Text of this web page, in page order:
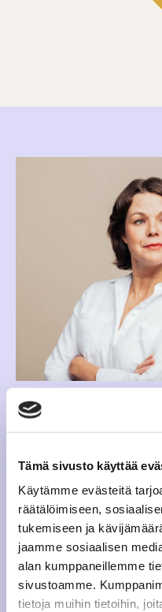
Tämä sivusto käyttää
Käytämme evästeitä
räätälöimiseen,
tukemiseen ja
jaamme sosiaalisen
alan kumppaneillemme
sivustoamme.
tietoja muihin tietoihin,
SANNA MARTTINEN
BUSINESS DIRECTOR
sanna.marttinen@dagmar.fi
LinkedIn
Sanna vetää
asiakasheimoa yhdessä
kanssa. Hän on mukana
strategiaprojektissa ja